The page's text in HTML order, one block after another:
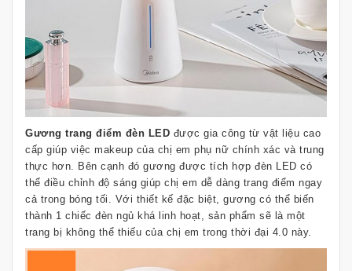
Gương trang điểm đèn LED được gia công từ vật liệu cao
cấp giúp việc makeup của chị em phụ nữ chính xác và trung
thực hơn. Bên cạnh đó gương được tích hợp đèn LED có
thể điều chỉnh độ sáng giúp chị em dễ dàng trang điểm ngay
cả trong bóng tối. Với thiết kế đặc biệt, gương có thể biến
thành 1 chiếc đèn ngủ khá linh hoạt, sản phẩm sẽ là một
trang bị không thể thiếu của chị em trong thời đại 4.0 này.